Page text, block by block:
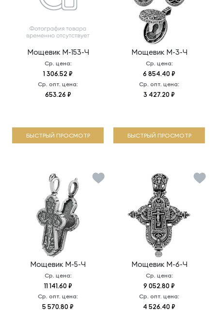
Мощевик М-153-Ч
Ср. цена:
1 306.52 ₽
Ср. опт. цена:
653.26 ₽
БЫСТРЫЙ ПРОСМОТР
Мощевик М-3-Ч
Ср. цена:
6 854.40 ₽
Ср. опт. цена:
3 427.20 ₽
БЫСТРЫЙ ПРОСМОТР
Мощевик М-5-Ч
Ср. цена:
11 141.60 ₽
Ср. опт. цена:
5 570.80 ₽
Мощевик М-6-Ч
Ср. цена:
9 052.80 ₽
Ср. опт. цена:
4 526.40 ₽